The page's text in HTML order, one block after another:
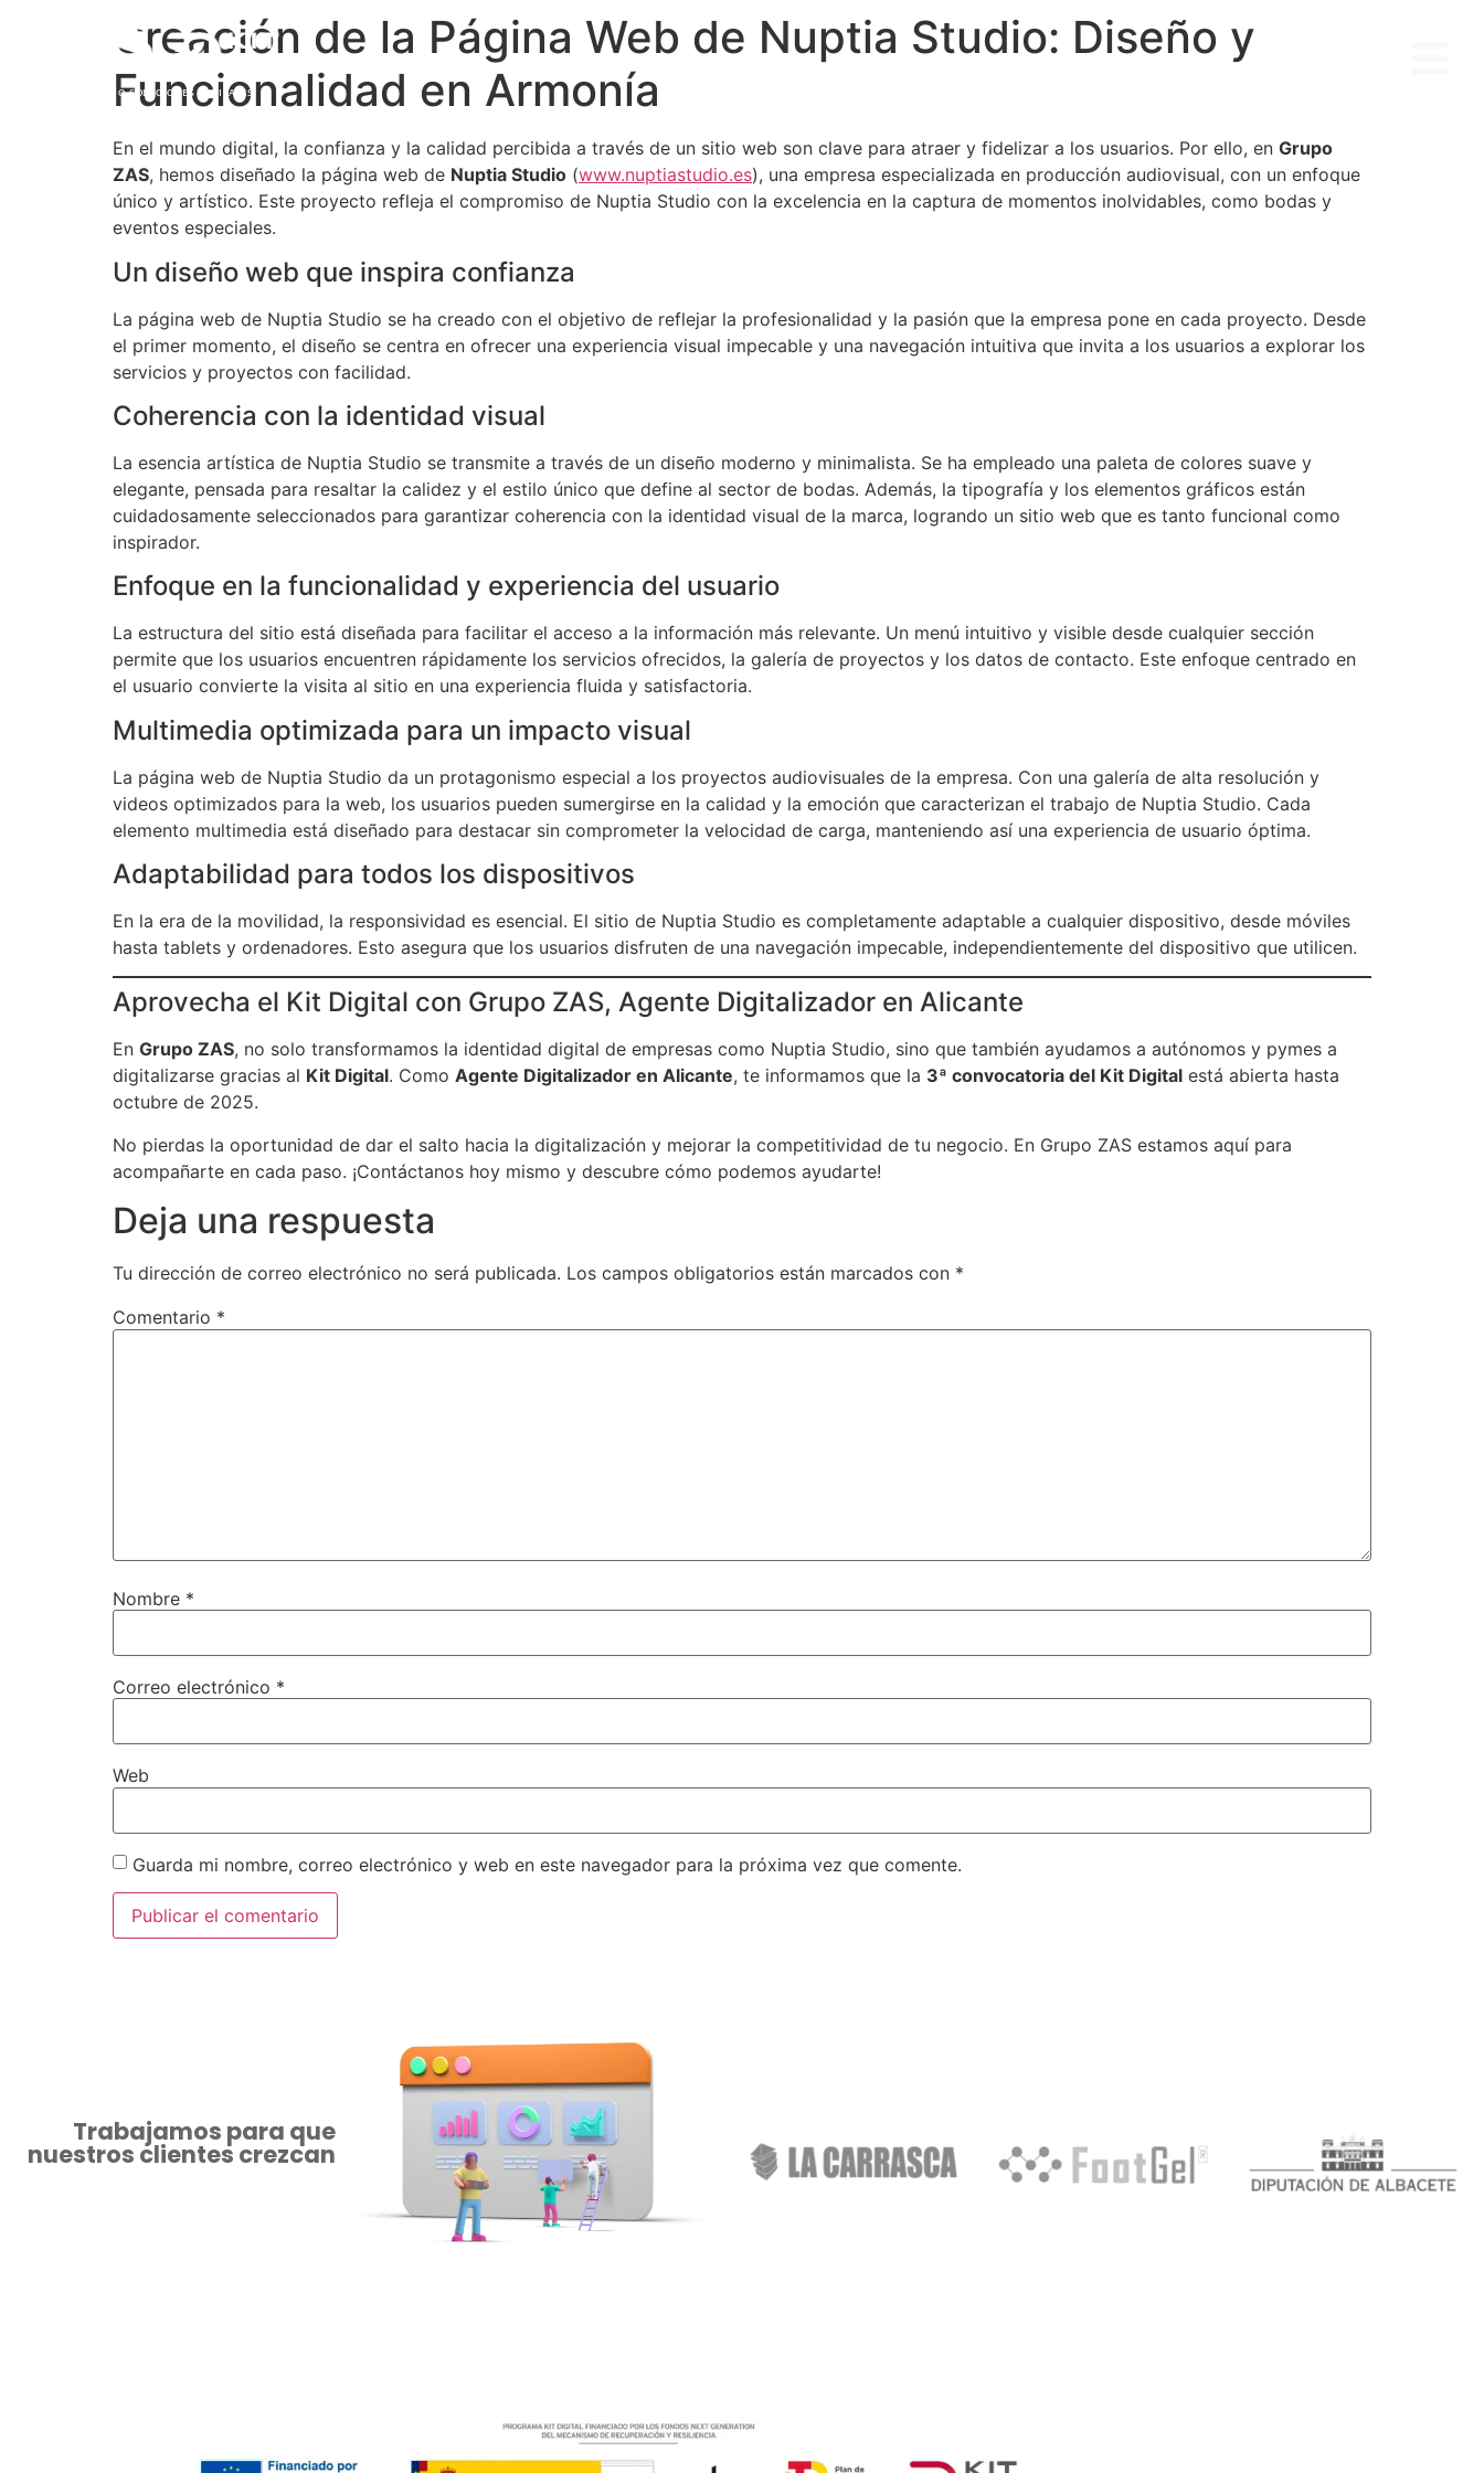
15 AÑOS CREANDO SOLUCIONES DIGITALES
Creación de la Página Web de Nuptia Studio: Diseño y
Funcionalidad en Armonía
En el mundo digital, la confianza y la calidad percibida a través de un sitio web son clave para atraer y fidelizar a los usuarios. Por ello, en Grupo
ZAS, hemos diseñado la página web de Nuptia Studio (www.nuptiastudio.es), una empresa especializada en producción audiovisual, con un enfoque
único y artístico. Este proyecto refleja el compromiso de Nuptia Studio con la excelencia en la captura de momentos inolvidables, como bodas y
eventos especiales.
Un diseño web que inspira confianza
La página web de Nuptia Studio se ha creado con el objetivo de reflejar la profesionalidad y la pasión que la empresa pone en cada proyecto. Desde
el primer momento, el diseño se centra en ofrecer una experiencia visual impecable y una navegación intuitiva que invita a los usuarios a explorar los
servicios y proyectos con facilidad.
Coherencia con la identidad visual
La esencia artística de Nuptia Studio se transmite a través de un diseño moderno y minimalista. Se ha empleado una paleta de colores suave y
elegante, pensada para resaltar la calidez y el estilo único que define al sector de bodas. Además, la tipografía y los elementos gráficos están
cuidadosamente seleccionados para garantizar coherencia con la identidad visual de la marca, logrando un sitio web que es tanto funcional como
inspirador.
Enfoque en la funcionalidad y experiencia del usuario
La estructura del sitio está diseñada para facilitar el acceso a la información más relevante. Un menú intuitivo y visible desde cualquier sección
permite que los usuarios encuentren rápidamente los servicios ofrecidos, la galería de proyectos y los datos de contacto. Este enfoque centrado en
el usuario convierte la visita al sitio en una experiencia fluida y satisfactoria.
Multimedia optimizada para un impacto visual
La página web de Nuptia Studio da un protagonismo especial a los proyectos audiovisuales de la empresa. Con una galería de alta resolución y
videos optimizados para la web, los usuarios pueden sumergirse en la calidad y la emoción que caracterizan el trabajo de Nuptia Studio. Cada
elemento multimedia está diseñado para destacar sin comprometer la velocidad de carga, manteniendo así una experiencia de usuario óptima.
Adaptabilidad para todos los dispositivos
En la era de la movilidad, la responsividad es esencial. El sitio de Nuptia Studio es completamente adaptable a cualquier dispositivo, desde móviles
hasta tablets y ordenadores. Esto asegura que los usuarios disfruten de una navegación impecable, independientemente del dispositivo que utilicen.
Aprovecha el Kit Digital con Grupo ZAS, Agente Digitalizador en Alicante
En Grupo ZAS, no solo transformamos la identidad digital de empresas como Nuptia Studio, sino que también ayudamos a autónomos y pymes a
digitalizarse gracias al Kit Digital. Como Agente Digitalizador en Alicante, te informamos que la 3ª convocatoria del Kit Digital está abierta hasta
octubre de 2025.
No pierdas la oportunidad de dar el salto hacia la digitalización y mejorar la competitividad de tu negocio. En Grupo ZAS estamos aquí para
acompañarte en cada paso. ¡Contáctanos hoy mismo y descubre cómo podemos ayudarte!
Deja una respuesta
Tu dirección de correo electrónico no será publicada. Los campos obligatorios están marcados con *
Comentario *
Nombre *
Correo electrónico *
Web
Guarda mi nombre, correo electrónico y web en este navegador para la próxima vez que comente.
Trabajamos para que
nuestros clientes crezcan